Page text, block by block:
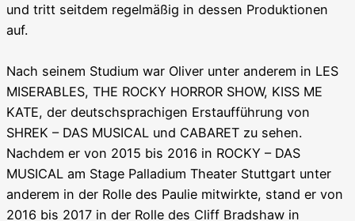
und tritt seitdem regelmäßig in dessen Produktionen
auf.
Nach seinem Studium war Oliver unter anderem in LES
MISERABLES, THE ROCKY HORROR SHOW, KISS ME
KATE, der deutschsprachigen Erstaufführung von
SHREK – DAS MUSICAL und CABARET zu sehen.
Nachdem er von 2015 bis 2016 in ROCKY – DAS
MUSICAL am Stage Palladium Theater Stuttgart unter
anderem in der Rolle des Paulie mitwirkte, stand er von
2016 bis 2017 in der Rolle des Cliff Bradshaw in